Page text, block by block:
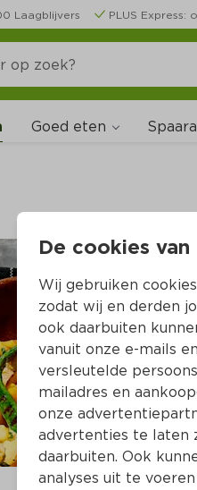
Laagblijvers PLUS Express:
Goed eten
De cookies van
Wij gebruiken
zodat wij en derden
ook daarbuiten
vanuit onze e-mails
versleutelde
mailadres en
onze
advertenties te laten
daarbuiten. Ook
analyses uit te